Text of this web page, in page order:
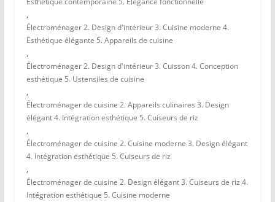
,
Électroménager 2. Design d'intérieur 3. Cuisine moderne 4.
Esthétique élégante 5. Appareils de cuisine
,
Électroménager 2. Design d'intérieur 3. Cuisson 4. Conception
esthétique 5. Ustensiles de cuisine
,
Électroménager de cuisine 2. Appareils culinaires 3. Design
élégant 4. Intégration esthétique 5. Cuiseurs de riz
,
Électroménager de cuisine 2. Cuisine moderne 3. Design élégant
4. Intégration esthétique 5. Cuiseurs de riz
,
Électroménager de cuisine 2. Design élégant 3. Cuiseurs de riz 4.
Intégration esthétique 5. Cuisine moderne